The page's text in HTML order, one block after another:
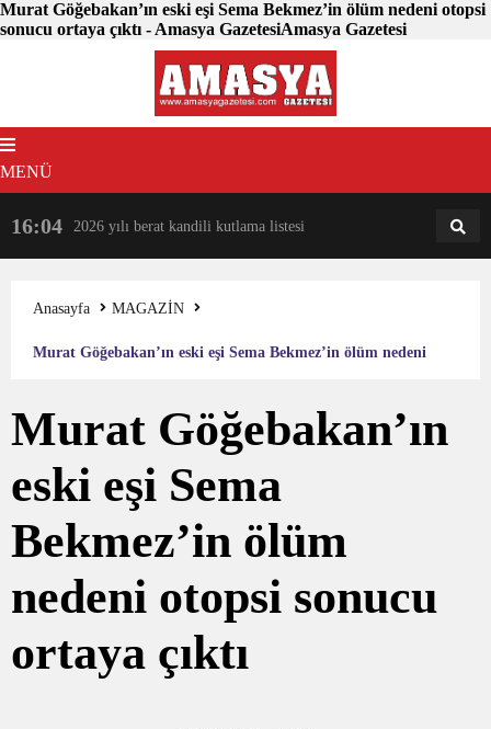
Murat Göğebakan’ın eski eşi Sema Bekmez’in ölüm nedeni otopsi
sonucu ortaya çıktı - Amasya GazetesiAmasya Gazetesi
MENÜ
16:04 2026 yılı berat kandili kutlama listesi 18:31
Anasayfa
MAGAZİN
Murat Göğebakan’ın eski eşi Sema Bekmez’in ölüm nedeni
Murat Göğebakan’ın
eski eşi Sema
Bekmez’in ölüm
nedeni otopsi sonucu
ortaya çıktı